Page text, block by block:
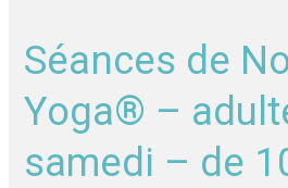
Séances de
Yoga® –
samedi – de
Nordic
–
–